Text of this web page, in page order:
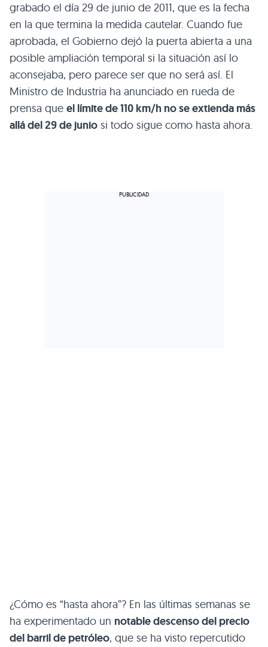
grabado el día 29 de junio de 2011, que es la fecha
en la que termina la medida cautelar. Cuando fue
aprobada, el Gobierno dejó la puerta abierta a una
posible ampliación temporal si la situación así lo
aconsejaba, pero parece ser que no será así. El
Ministro de Industria ha anunciado en rueda de
prensa que el límite de 110 km/h no se extienda más
allá del 29 de junio si todo sigue como hasta ahora.
¿Cómo es “hasta ahora”? En las últimas semanas se
ha experimentado un notable descenso del precio
del barril de petróleo, que se ha visto repercutido